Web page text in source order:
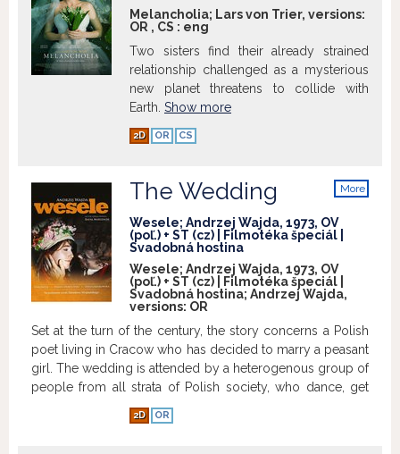
Melancholia; Lars von Trier, versions:
OR , CS : eng
Two sisters find their already strained
relationship challenged as a mysterious
new planet threatens to collide with
Earth. Show more
2D OR CS
More
The Wedding
Wesele; Andrzej Wajda, 1973, OV
(poľ.) + ST (cz) | Filmotéka špeciál |
Svadobná hostina
Wesele; Andrzej Wajda, 1973, OV
(poľ.) + ST (cz) | Filmotéka špeciál |
Svadobná hostina; Andrzej Wajda,
versions: OR
Set at the turn of the century, the story concerns a Polish
poet living in Cracow who has decided to marry a peasant
girl. The wedding is attended by a heterogenous group of
people from all strata of Polish society, who dance, get
drunk and lament Poland's 100-year-long division of
Poland under Russia, Prussia, and Austria. The
2D OR